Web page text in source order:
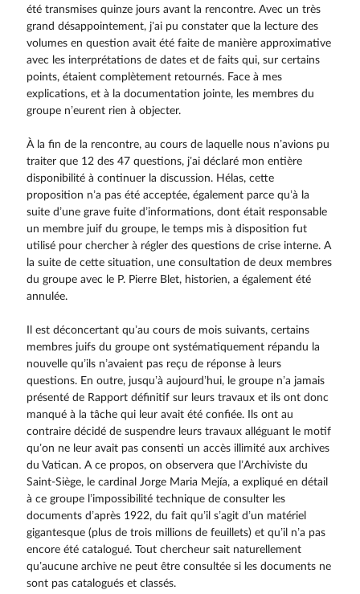
été transmises quinze jours avant la ren­contre. Avec un très
grand désappointement, j’ai pu constater que la lecture des
volumes en question avait été faite de manière approximative
avec les interprétations de dates et de faits qui, sur certains
points, étaient complètement retournés. Face à mes
explications, et à la documentation jointe, les membres du
groupe n’eurent rien à objecter.
À la fin de la rencontre, au cours de laquelle nous n’avions pu
traiter que 12 des 47 questions, j’ai déclaré mon entière
disponibilité à continuer la discussion. Hélas, cette
proposition n’a pas été acceptée, également parce qu’à la
suite d’une grave fuite d’informations, dont était responsable
un membre juif du groupe, le temps mis à disposition fut
utilisé pour chercher à régler des questions de crise interne. A
la suite de cette situation, une consultation de deux membres
du groupe avec le P. Pierre Blet, historien, a également été
annulée.
Il est déconcertant qu’au cours de mois suivants, certains
membres juifs du groupe ont systématiquement répandu la
nouvelle qu’ils n’avaient pas reçu de réponse à leurs
questions. En outre, jusqu’à aujourd’hui, le groupe n’a jamais
présenté de Rapport définitif sur leurs travaux et ils ont donc
manqué à la tâche qui leur avait été confiée. Ils ont au
contraire décidé de suspendre leurs travaux alléguant le motif
qu’on ne leur avait pas consenti un accès illimité aux archives
du Vatican. A ce propos, on observera que l’Archiviste du
Saint-Siège, le cardinal Jorge Maria Mejía, a expliqué en détail
à ce groupe l’impossibilité technique de consulter les
documents d’après 1922, du fait qu’il s’agit d’un matériel
gigantesque (plus de trois millions de feuillets) et qu’il n’a pas
encore été catalogué. Tout chercheur sait naturellement
qu’aucune archive ne peut être consultée si les documents ne
sont pas catalogués et classés.